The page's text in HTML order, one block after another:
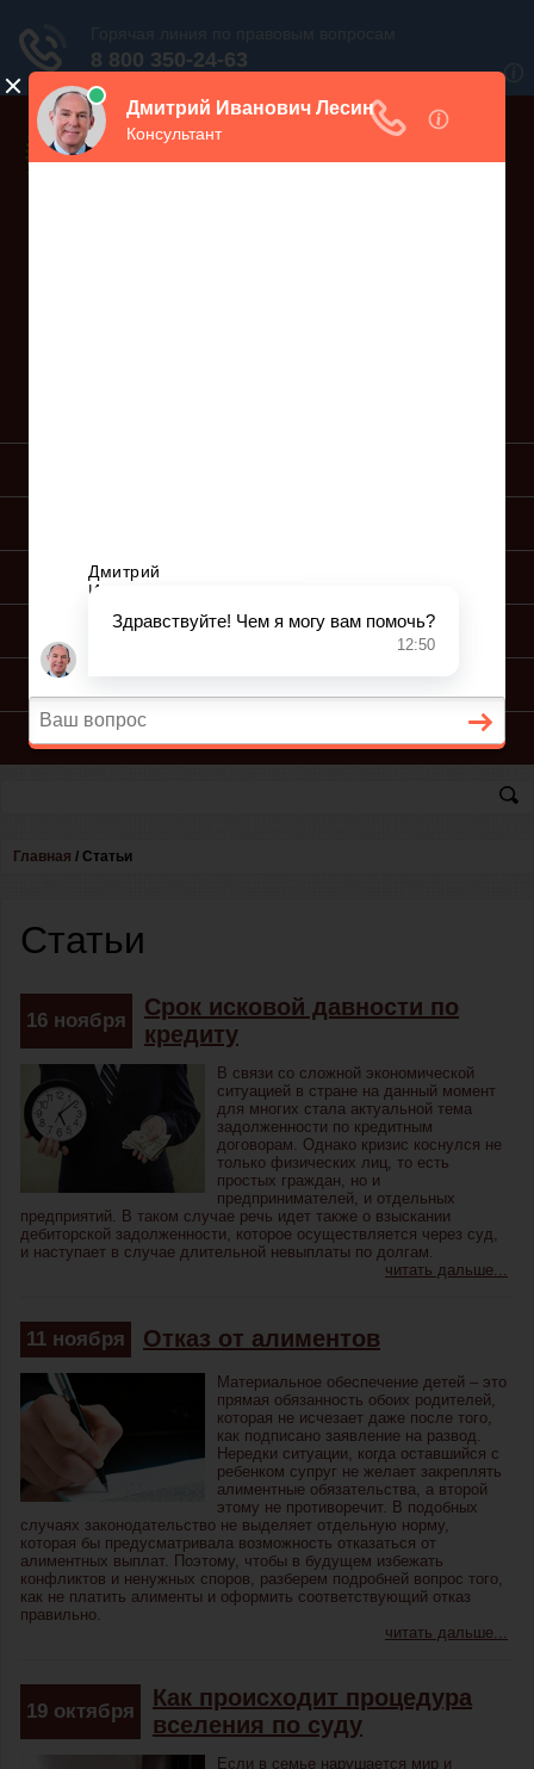
ПОДАЧА ИСКА
КОНСУЛЬТАЦИЯ ЮРИСТА
Главная / Статьи
Статьи
16 ноября
Срок исковой давности по
кредиту
В связи со сложной экономической
ситуацией в стране на данный момент
для многих стала актуальной тема
задолженности по кредитным
договорам. Однако кризис коснулся не
только физических лиц, то есть
простых граждан, но и
предпринимателей, и отдельных
предприятий. В таком случае речь идет также о взыскании
дебиторской задолженности, которое осуществляется через суд,
и наступает в случае длительной невыплаты по долгам.
читать дальше...
11 ноября Отказ от алиментов
Материальное обеспечение детей – это
прямая обязанность обоих родителей,
которая не исчезает даже после того,
как подписано заявление на развод.
Нередки ситуации, когда оставшийся с
ребенком супруг не желает закреплять
алиментные обязательства, а второй
этому не противоречит. В подобных
случаях законодательство не выделяет отдельную норму,
которая бы предусматривала возможность отказаться от
алиментных выплат. Поэтому, чтобы в будущем избежать
конфликтов и ненужных споров, разберем подробней вопрос того,
как не платить алименты и оформить соответствующий отказ
правильно.
читать дальше...
19 октября
Как происходит процедура
вселения по суду
Если в семье нарушается мир и